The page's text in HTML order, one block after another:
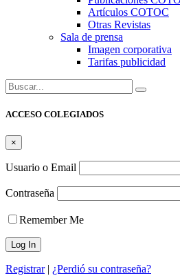
Artículos COTOC
Otras Revistas
Sala de prensa
Imagen corporativa
Tarifas publicidad
Buscar:
ACCESO COLEGIADOS
×
Usuario o Email
Contraseña
Remember Me
Registrar| ¿Perdió su contraseña?